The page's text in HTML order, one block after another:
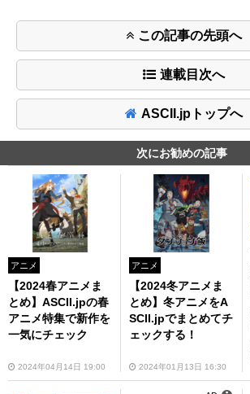
この記事の先頭へ
連載目次へ
ASCII.jpトップへ
次にお勧めの記事
アニメ
【2024春アニメま
とめ】ASCII.jpの春
アニメ特集で新作を
一気にチェック
2024年04月14日 19:00
アニメ
【2024冬アニメま
とめ】冬アニメをA
SCII.jpでまとめてチ
ェックする！
2024年01月13日 16:30